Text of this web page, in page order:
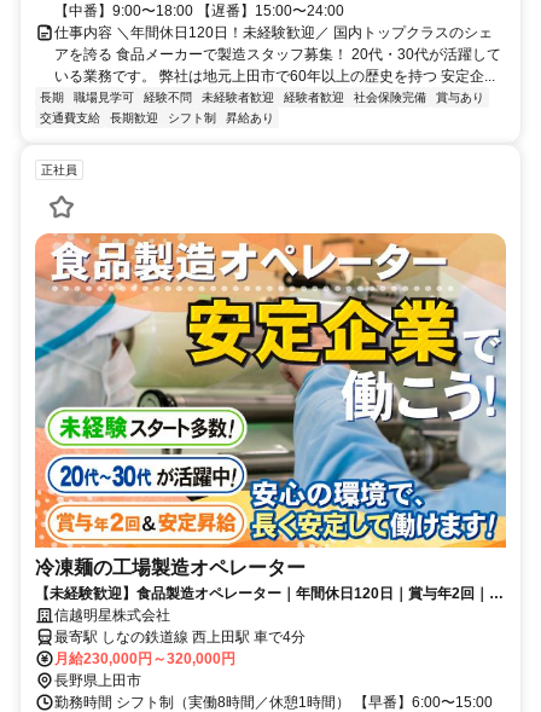
【中番】9:00〜18:00 【遅番】15:00〜24:00
仕事内容 ＼年間休日120日！未経験歓迎／ 国内トップクラスのシェ
アを誇る 食品メーカーで製造スタッフ募集！ 20代・30代が活躍して
いる業務です。 弊社は地元上田市で60年以上の歴史を持つ 安定企...
長期 職場見学可 経験不問 未経験者歓迎 経験者歓迎 社会保険完備
賞与あり
交通費支給
長期歓迎 シフト制 昇給あり
正社員
冷凍麺の工場製造オペレーター
【未経験歓迎】食品製造オペレーター｜年間休日120日｜賞与年2回｜
20〜30代活躍中｜転勤なし
信越明星株式会社
最寄駅 しなの鉄道線 西上田駅 車で4分
月給230,000円～320,000円
長野県上田市
勤務時間 シフト制（実働8時間／休憩1時間） 【早番】6:00〜15:00